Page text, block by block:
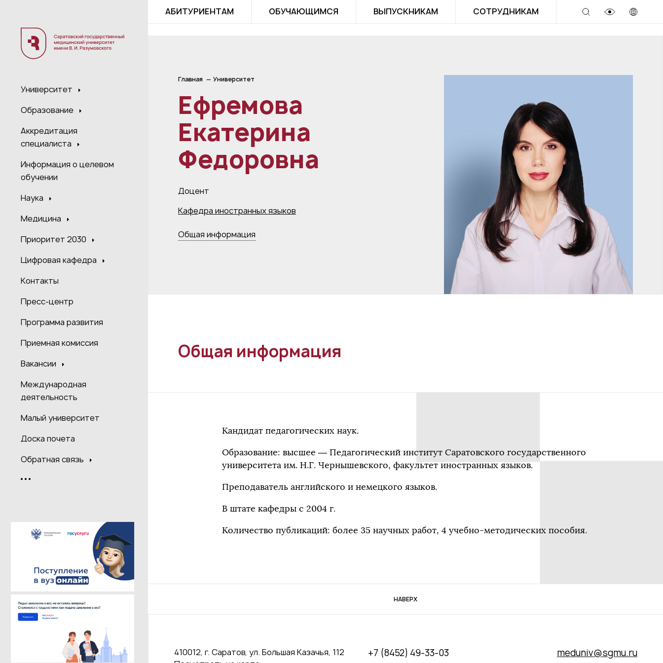
Университет
Образование
Аккредитация
специалиста
Информация о целевом
обучении
Наука
Медицина
Приоритет 2030
Цифровая кафедра
Контакты
Пресс-центр
Программа развития
Приемная комиссия
Вакансии
Международная
деятельность
Малый университет
Доска почета
Обратная связь
АБИТУРИЕНТАМ ОБУЧАЮЩИМСЯ ВЫПУСКНИКАМ СОТРУДНИКАМ
Главная Университет
Ефремова
Екатерина
Федоровна
Доцент
Кафедра иностранных языков
Общая информация
Общая информация
Кандидат педагогических наук.
Образование: высшее — Педагогический институт Саратовского государственного
университета им. Н.Г. Чернышевского, факультет иностранных языков.
Преподаватель английского и немецкого языков.
В штате кафедры с 2004 г.
Количество публикаций: более 35 научных работ, 4 учебно-методических пособия.
НАВЕРХ
410012, г. Саратов, ул. Большая Казачья, 112
+7 (8452) 49-33-03 meduniv@sgmu.ru